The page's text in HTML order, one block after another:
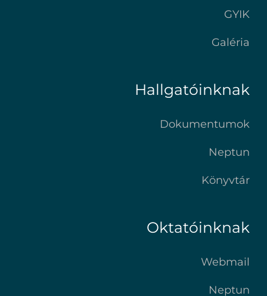
GYIK
Galéria
Hallgatóinknak
Dokumentumok
Neptun
Könyvtár
Oktatóinknak
Webmail
Neptun